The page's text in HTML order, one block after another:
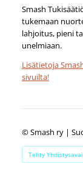
Smash
tukemaan
lahjoitus, pieni
unelmiaan.
Lisätietoja
sivuilta!
©Smash ry |
Tehty